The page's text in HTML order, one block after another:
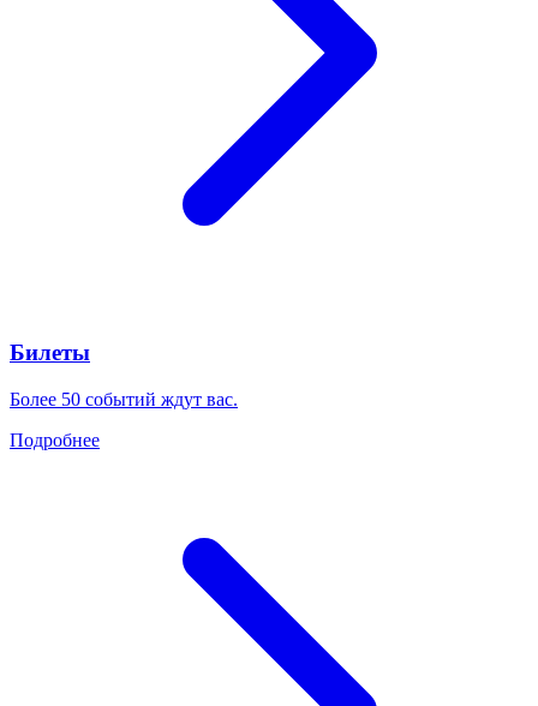
Билеты
Более 50 событий ждут вас.
Подробнее